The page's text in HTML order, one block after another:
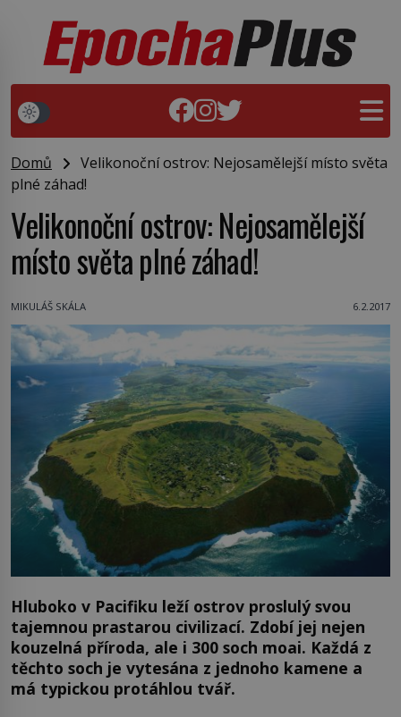
Domů
Velikonoční ostrov: Nejosamělejší místo světa
plné záhad!
Velikonoční ostrov: Nejosamělejší
místo světa plné záhad!
MIKULÁŠ SKÁLA 6.2.2017
Hluboko v Pacifiku leží ostrov proslulý svou
tajemnou prastarou civilizací. Zdobí jej nejen
kouzelná příroda, ale i 300 soch moai. Každá z
těchto soch je vytesána z jednoho kamene a
má typickou protáhlou tvář.